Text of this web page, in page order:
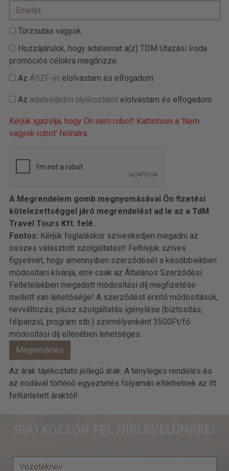
Törzsutas vagyok
Hozzájárulok, hogy adataimat a(z) TDM Utazási Iroda
promóciós célokra megőrizze.
Az ÁSZF-etelolvastam és elfogadom
Az adatvédelmi tájékoztatótelolvastam és elfogadom
Kérjük igazolja, hogy Ön nem robot! Kattintson a 'Nem
vagyok robot' feliratra.
A Megrendelem gomb megnyomásával Ön fizetési
kötelezettséggel járó megrendelést ad le az a TdM
Travel Tours Kft. felé.
Fontos: Kérjük foglaláskor szíveskedjen megadni az
összes választott szolgáltatást! Felhívjuk szíves
figyelmét, hogy amennyiben szerződését a későbbiekben
módosítani kívánja, erre csak az Általános Szerződési
Feltételekben megadott módosítási díj megfizetése
mellett van lehetősége! A szerződést érintő módosítások,
névváltozás, plusz szolgáltatás igénylése (biztosítás,
félpanzió, program stb.) személyenként 3500Ft/fő
módosítási díj ellenében lehetséges.
Az árak tájékoztató jellegű árak. A tényleges rendelés és
az irodával történő egyeztetés folyamán eltérhetnek az itt
feltüntetett áraktól!